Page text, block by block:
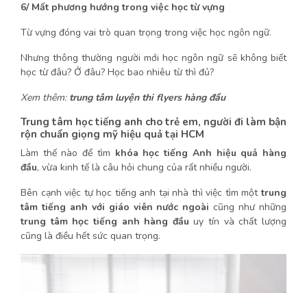
6/ Mất phương hướng trong việc học từ vựng
Từ vựng đóng vai trò quan trọng trong việc học ngôn ngữ.
Nhưng thông thường người mới học ngôn ngữ sẽ không biết
học từ đâu? Ở đâu? Học bao nhiêu từ thì đủ?
Xem thêm: trung tâm luyện thi flyers hàng đầu
Trung tâm học tiếng anh cho trẻ em, người đi làm bận
rộn chuẩn giọng mỹ hiệu quả tại HCM
Làm thế nào để tìm khóa học tiếng Anh hiệu quả hàng
đầu, vừa kinh tế là câu hỏi chung của rất nhiều người.
Bên cạnh việc tự học tiếng anh tại nhà thì việc tìm một trung
tâm tiếng anh với giáo viên nước ngoài cũng như những
trung tâm học tiếng anh hàng đầu uy tín và chất lượng
cũng là điều hết sức quan trọng.